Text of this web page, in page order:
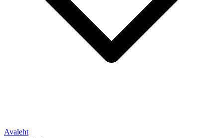
Avaleht